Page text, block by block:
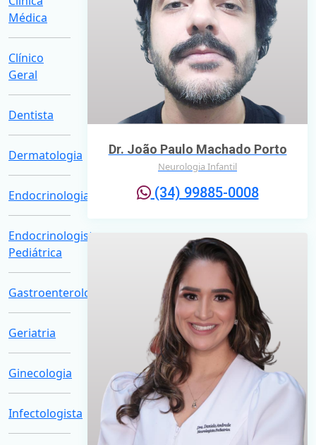
Médica
Clínico
Geral
Dentista
Dermatologia
Endocrinologia
Endocrinologista
Pediátrica
Gastroenterologia
Geriatria
Ginecologia
Infectologista
Dr. João Paulo Machado Porto
Neurologia Infantil
(34) 99885-0008